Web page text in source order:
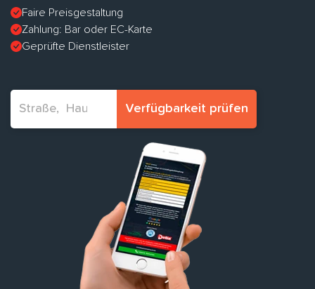
Faire Preisgestaltung
Zahlung: Bar oder EC-Karte
Geprüfte Dienstleister
Verfügbarkeit prüfen